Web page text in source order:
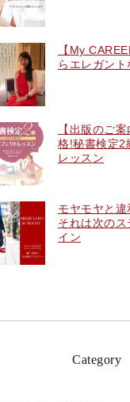
【My
らエレガン
【出版のご
格!秘書検定2
レッスン
モヤモヤと違
それは次の
イン
Category